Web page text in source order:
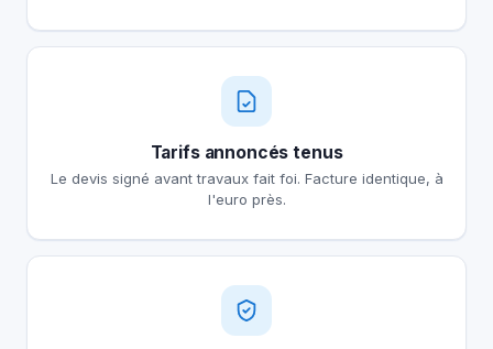
Tarifs annoncés tenus
Le devis signé avant travaux fait foi. Facture identique, à
l'euro près.